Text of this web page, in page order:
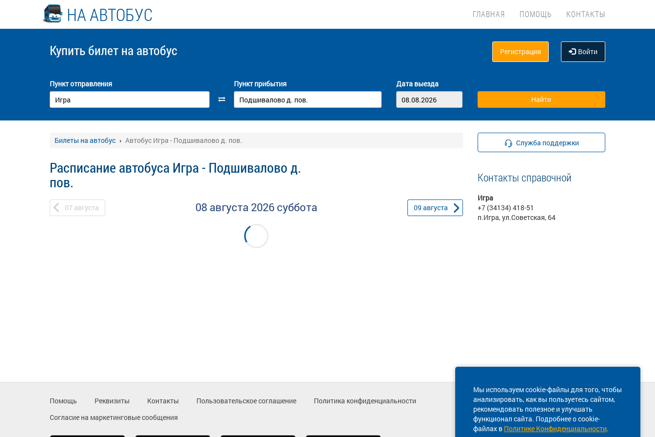
НА АВТОБУС ГЛАВНАЯ ПОМОЩЬ КОНТАКТЫ
Купить билет на автобус Регистрация Войти
Пункт отправления Пункт прибытия Дата выезда
Билеты на автобус Автобус Игра - Подшивалово д. пов.
Расписание автобуса Игра - Подшивалово д.
пов.
07 августа 08 августа 2026 суббота 09 августа
Служба поддержки
Контакты справочной
Игра
+7 (34134) 418-51
п.Игра, ул.Советская, 64
Мы используем cookie-файлы для того, чтобы
анализировать, как вы пользуетесь сайтом,
рекомендовать полезное и улучшать
функционал сайта. Подробнее о cookie-
файлах в Политике Конфиденциальности.
Помощь Реквизиты Контакты Пользовательское соглашение
Политика конфиденциальности
Согласие на маркетинговые сообщения
Техническая поддержка сайта
8 800 600-03-38